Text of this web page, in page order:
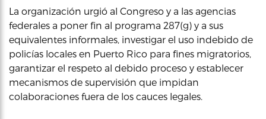
La organización urgió al Congreso y a las agencias
federales a poner fin al programa 287(g) y a sus
equivalentes informales, investigar el uso indebido de
policías locales en Puerto Rico para fines migratorios,
garantizar el respeto al debido proceso y establecer
mecanismos de supervisión que impidan
colaboraciones fuera de los cauces legales.